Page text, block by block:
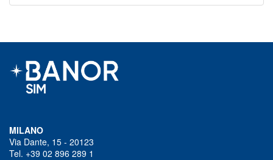
MILANO
Via Dante, 15 - 20123
Tel. +39 02 896 289 1